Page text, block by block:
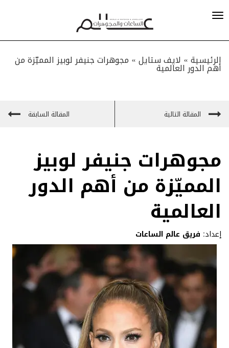
الرئيسية » لايف ستايل» مجوهرات جنيفر لوبيز المميّزة من
أهم الدور العالمية
المقالة التالية المقالة السابقة
مجوهرات جنيفر لوبيز
المميّزة من أهم الدور
العالمية
إعداد: فريق عالم الساعات